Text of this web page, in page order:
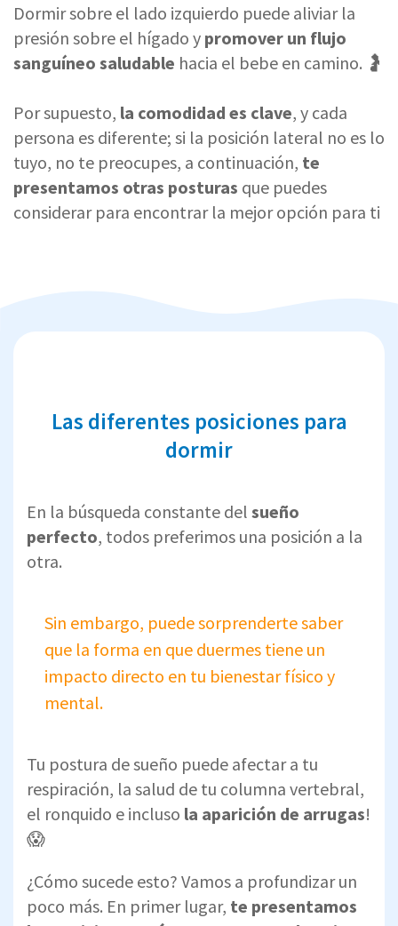
Dormir sobre el lado izquierdo puede aliviar la
presión sobre el hígado y promover un flujo
sanguíneo saludable hacia el bebe en camino. 🤰
Por supuesto, la comodidad es clave, y cada
persona es diferente; si la posición lateral no es lo
tuyo, no te preocupes, a continuación, te
presentamos otras posturas que puedes
considerar para encontrar la mejor opción para ti
Las diferentes posiciones para
dormir
En la búsqueda constante del sueño
perfecto, todos preferimos una posición a la
otra.
Sin embargo, puede sorprenderte saber
que la forma en que duermes tiene un
impacto directo en tu bienestar físico y
mental.
Tu postura de sueño puede afectar a tu
respiración, la salud de tu columna vertebral,
el ronquido e incluso la aparición de arrugas!
😱
¿Cómo sucede esto? Vamos a profundizar un
poco más. En primer lugar, te presentamos